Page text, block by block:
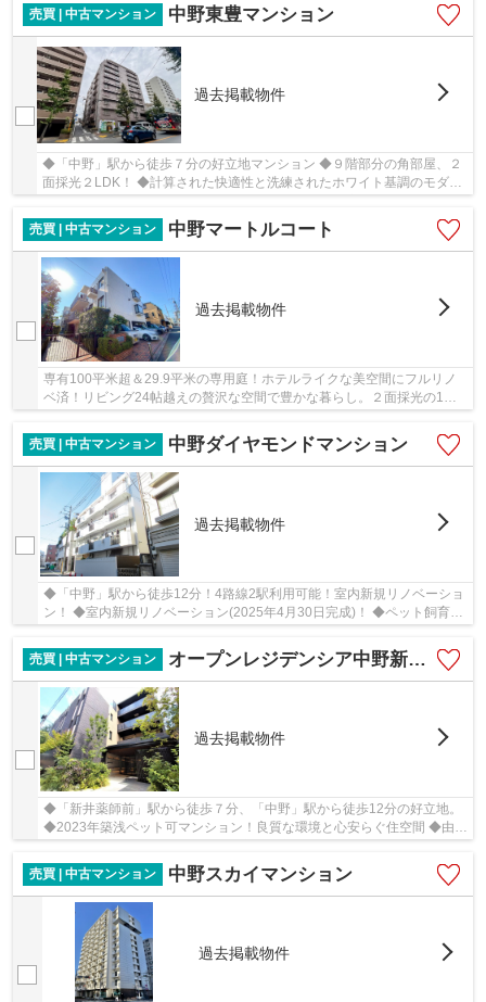
売買 | 中古マンション
中野東豊マンション
過去掲載物件
◆「中野」駅から徒歩７分の好立地マンション ◆９階部分の角部屋、２
面採光２LDK！ ◆計算された快適性と洗練されたホワイト基調のモダン
売買 | 中古マンション
中野マートルコート
過去掲載物件
専有100平米超＆29.9平米の専用庭！ホテルライクな美空間にフルリノ
ベ済！リビング24帖越えの贅沢な空間で豊かな暮らし。２面採光の1階
売買 | 中古マンション
中野ダイヤモンドマンション
過去掲載物件
◆「中野」駅から徒歩12分！4路線2駅利用可能！室内新規リノベーショ
ン！ ◆室内新規リノベーション(2025年4月30日完成)！ ◆ペット飼育可
売買 | 中古マンション
オープンレジデンシア中野新井コート
過去掲載物件
◆「新井薬師前」駅から徒歩７分、「中野」駅から徒歩12分の好立地。
◆2023年築浅ペット可マンション！良質な環境と心安らぐ住空間 ◆由緒
売買 | 中古マンション
中野スカイマンション
過去掲載物件